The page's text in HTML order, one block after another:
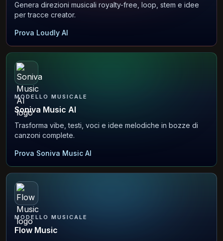
Genera direzioni musicali royalty-free, loop, stem e idee
per tracce creator.
Prova Loudly AI
MODELLO MUSICALE
Soniva Music AI
Trasforma vibe, testi, voci e idee melodiche in bozze di
canzoni complete.
Prova Soniva Music AI
MODELLO MUSICALE
Flow Music